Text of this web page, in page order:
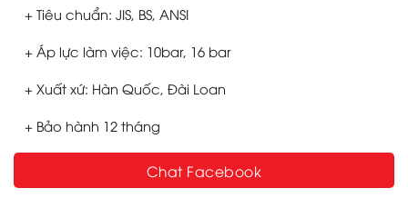
+ Tiêu chuẩn: JIS, BS, ANSI
+ Áp lực làm việc: 10bar, 16 bar
+ Xuất xứ: Hàn Quốc, Đài Loan
+ Bảo hành 12 tháng
Chat Facebook